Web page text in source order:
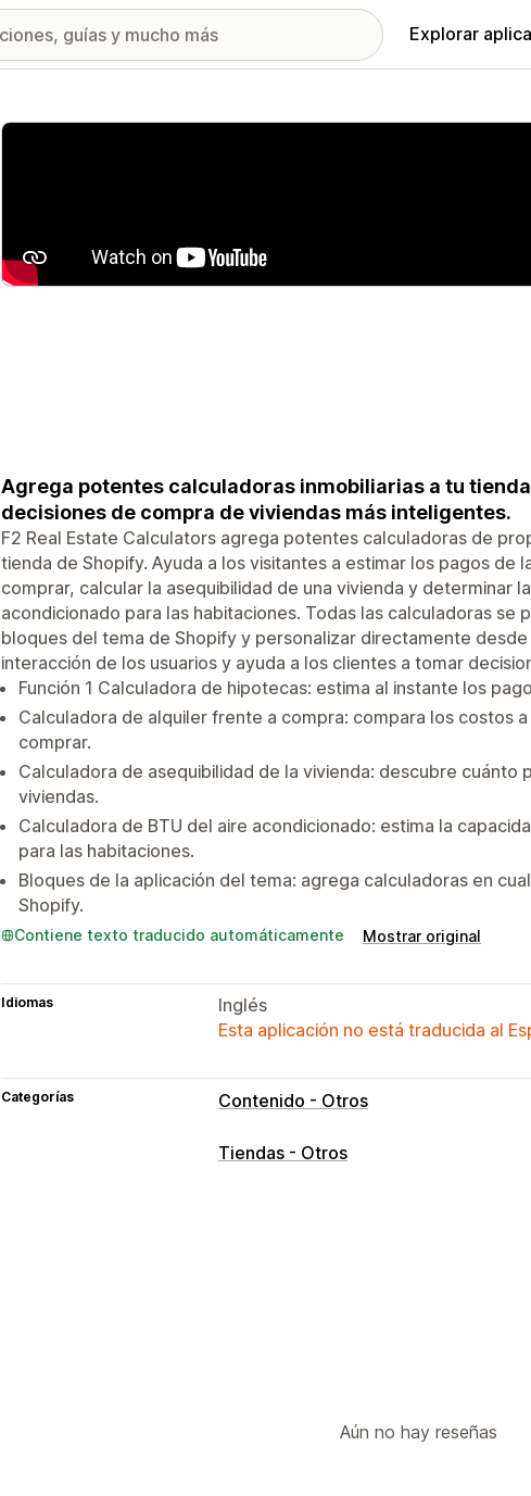
Explorar
Galería de imágenes destacadas
Agrega potentes calculadoras inmobiliarias a tu
decisiones de compra de viviendas más inteligentes.
F2 Real Estate Calculators agrega potentes calculadoras de
tienda de Shopify. Ayuda a los visitantes a estimar los pagos de
comprar, calcular la asequibilidad de una vivienda y determinar
acondicionado para las habitaciones. Todas las calculadoras se
bloques del tema de Shopify y personalizar directamente
interacción de los usuarios y ayuda a los clientes a tomar
Función 1 Calculadora de hipotecas: estima al instante los
Calculadora de alquiler frente a compra: compara los costos
comprar.
Calculadora de asequibilidad de la vivienda: descubre cuánto
viviendas.
Calculadora de BTU del aire acondicionado: estima la
para las habitaciones.
Bloques de la aplicación del tema: agrega calculadoras en
Shopify.
Contiene texto traducido automáticamente Mostrar original
Idiomas
Inglés
Esta aplicación no está traducida al
Categorías Contenido - Otros
Tiendas - Otros
Aún no hay reseñas